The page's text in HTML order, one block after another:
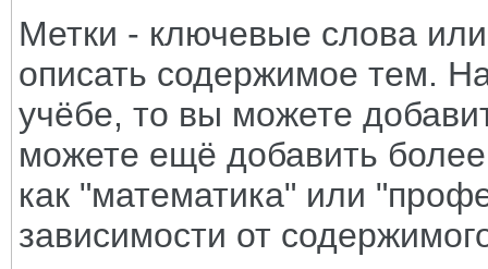
Метки - ключевые слова
описать содержимое тем.
учёбе, то вы можете
можете ещё добавить
как "математика" или
зависимости от